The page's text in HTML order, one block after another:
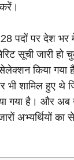
पदों पर देश भर
सूची जारी हो
किया गया
भी शामिल हुए थे
गया है। और
अभ्यर्थियों